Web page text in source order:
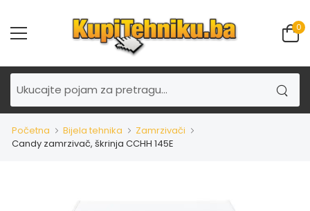
0
Početna Bijela tehnika
Zamrzivači
Candy zamrzivač, škrinja CCHH 145E